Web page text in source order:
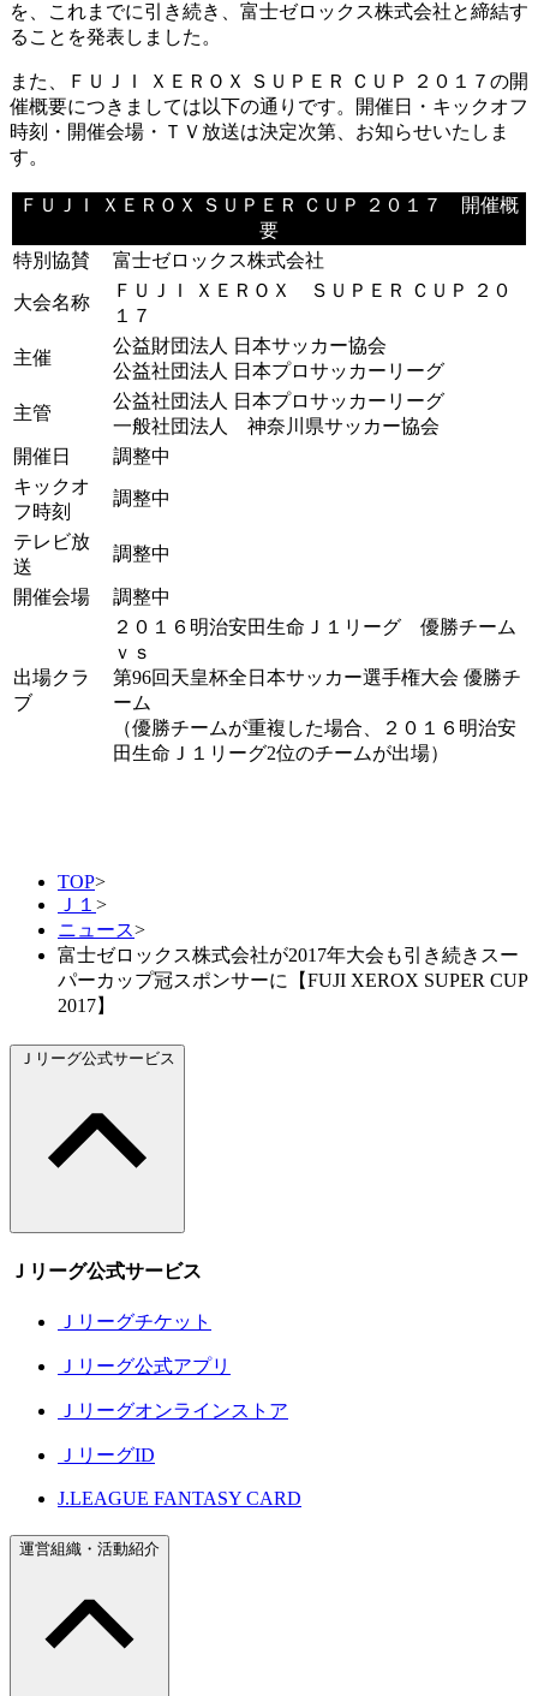
を、これまでに引き続き、富士ゼロックス株式会社と締結す
ることを発表しました。
また、ＦＵＪＩ ＸＥＲＯＸ ＳＵＰＥＲ ＣＵＰ ２０１７の開
催概要につきましては以下の通りです。開催日・キックオフ
時刻・開催会場・ＴＶ放送は決定次第、お知らせいたしま
す。
ＦＵＪＩ ＸＥＲＯＸ ＳＵＰＥＲ ＣＵＰ ２０１７ 開催概
要
特別協賛
富士ゼロックス株式会社
大会名称
ＦＵＪＩ ＸＥＲＯＸ ＳＵＰＥＲ ＣＵＰ ２０
１７
主催
公益財団法人 日本サッカー協会
公益社団法人 日本プロサッカーリーグ
主管
公益社団法人 日本プロサッカーリーグ
一般社団法人 神奈川県サッカー協会
開催日
調整中
キックオ
フ時刻
調整中
テレビ放
送
調整中
開催会場 調整中
出場クラ
ブ
２０１６明治安田生命Ｊ１リーグ 優勝チーム
ｖｓ
第96回天皇杯全日本サッカー選手権大会 優勝チ
ーム
（優勝チームが重複した場合、２０１６明治安
田生命Ｊ１リーグ2位のチームが出場）
TOP>
Ｊ１ >
ニュース>
富士ゼロックス株式会社が2017年大会も引き続きスー
パーカップ冠スポンサーに【FUJI XEROX SUPER CUP
2017】
Ｊリーグ公式サービス
Ｊリーグ公式サービス
Ｊリーグチケット
Ｊリーグ公式アプリ
Ｊリーグオンラインストア
ＪリーグID
J.LEAGUE FANTASY CARD
運営組織・活動紹介